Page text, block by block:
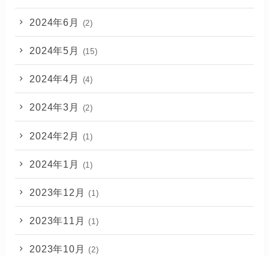
2024年6月 (2)
2024年5月 (15)
2024年4月 (4)
2024年3月 (2)
2024年2月 (1)
2024年1月 (1)
2023年12月 (1)
2023年11月 (1)
2023年10月 (2)